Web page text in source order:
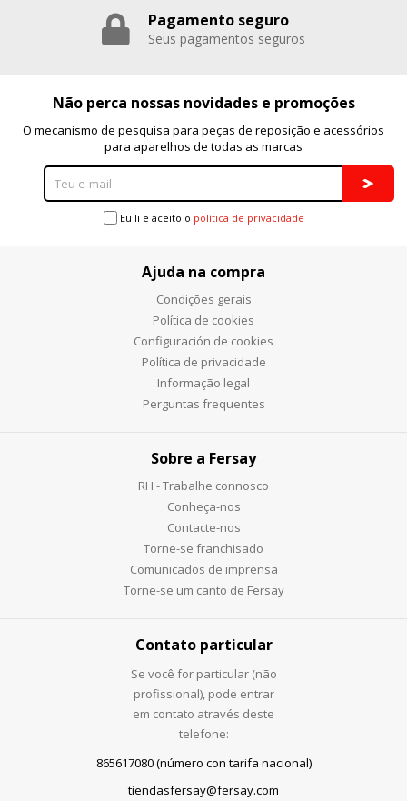
Pagamento seguro
Seus pagamentos seguros
Não perca nossas novidades e promoções
O mecanismo de pesquisa para peças de reposição e acessórios
para aparelhos de todas as marcas
Eu li e aceito o política de privacidade
Ajuda na compra
Condições gerais
Política de cookies
Configuración de cookies
Política de privacidade
Informação legal
Perguntas frequentes
Sobre a Fersay
RH - Trabalhe connosco
Conheça-nos
Contacte-nos
Torne-se franchisado
Comunicados de imprensa
Torne-se um canto de Fersay
Contato particular
Se você for particular (não
profissional), pode entrar
em contato através deste
telefone:
865617080 (número con tarifa nacional)
tiendasfersay@fersay.com
Puedes volver a configurar tus cookies desde la sección
"Configuración de cookies" al pie de la página. También puedes
consultar nuestrapolítica de cookies